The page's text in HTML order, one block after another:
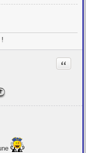
!
Citation